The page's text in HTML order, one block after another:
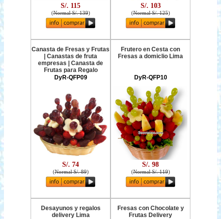
S/. 115
(Normal S/. 139)
S/. 103
(Normal S/. 125)
Canasta de Fresas y Frutas
| Canastas de fruta
empresas | Canasta de
Frutas para Regalo
DyR-QFP09
S/. 74
(Normal S/. 89)
Frutero en Cesta con
Fresas a domiclio Lima
DyR-QFP10
S/. 98
(Normal S/. 119)
Desayunos y regalos
delivery Lima
Fresas con Chocolate y
Frutas Delivery